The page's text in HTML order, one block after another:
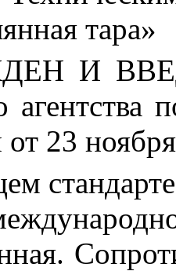
тара»
И
агентства
от 23 ноября
стандарте
.